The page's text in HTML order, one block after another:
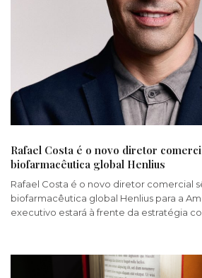
Rafael Costa é o novo diretor
biofarmacêutica global Henlius
Rafael Costa é o novo diretor comercial
biofarmacêutica global Henlius para a
executivo estará à frente da estratégia